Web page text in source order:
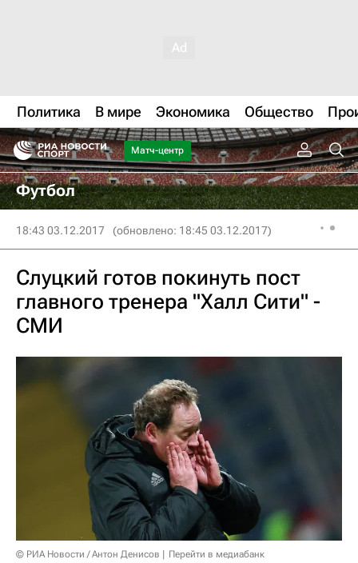
Политика В мире Экономика Общество
Матч-центр
Футбол
18:43 03.12.2017 (обновлено: 18:45 03.12.2017)
Слуцкий готов покинуть пост
главного тренера "Халл Сити" -
СМИ
© РИА Новости / Антон Денисов Перейти в медиабанк